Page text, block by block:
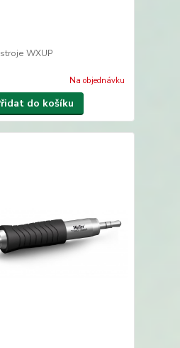
WXUP
Na objednávku
do košíku